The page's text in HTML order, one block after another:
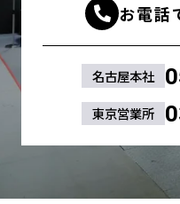
お電話
名古屋本社
東京営業所